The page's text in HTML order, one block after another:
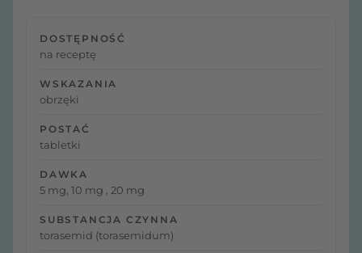
DOSTĘPNOŚĆ
na receptę
WSKAZANIA
obrzęki
POSTAĆ
tabletki
DAWKA
5 mg, 10 mg , 20 mg
SUBSTANCJA CZYNNA
torasemid (torasemidum)